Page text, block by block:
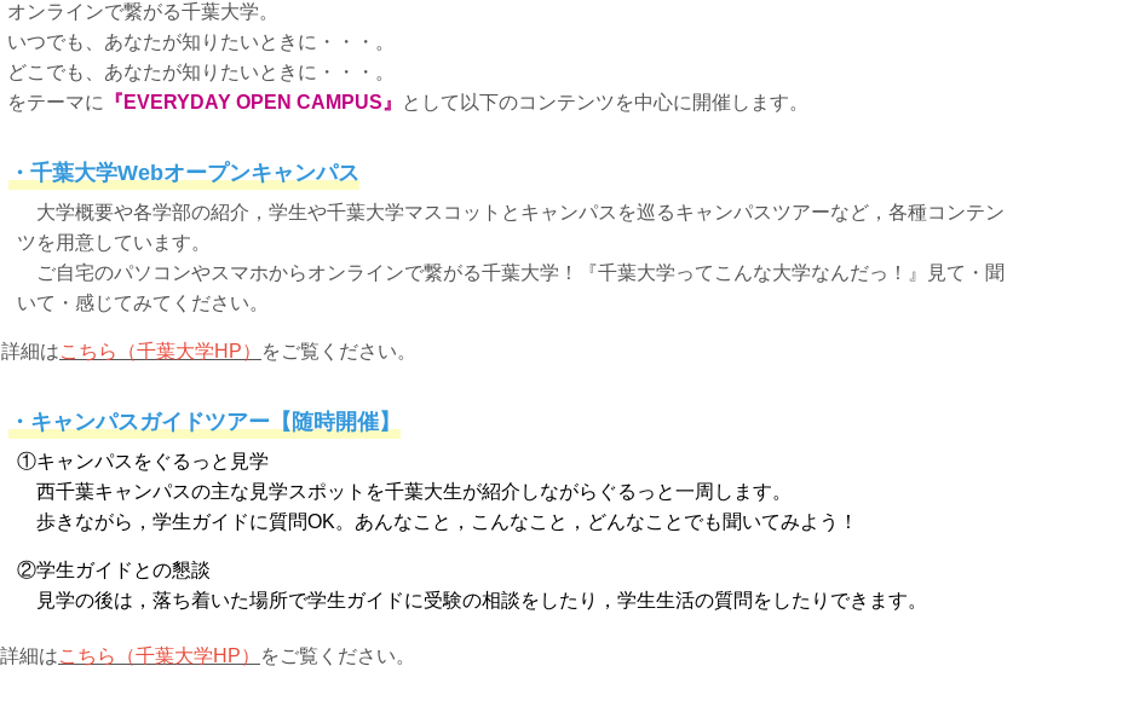
オンラインで繋がる千葉大学。
いつでも、あなたが知りたいときに・・・。
どこでも、あなたが知りたいときに・・・。
をテーマに
『EVERYDAY OPEN CAMPUS』 として以下のコンテンツを中心に開催します。
・千葉大学Webオープンキャンパス
大学概要や各学部の紹介，学生や千葉大学マスコットとキャンパスを巡るキャンパスツアーなど，各種コンテン
ツを用意しています。
ご自宅のパソコンやスマホからオンラインで繋がる千葉大学！『千葉大学ってこんな大学なんだっ！』見て・聞
いて・感じてみてください。
細はこちら（千葉大学HP） をご覧ください。
・キャンパスガイドツアー【随時開催】
①キャンパスをぐるっと見学
西千葉キャンパスの主な見学スポットを千葉大生が紹介しながらぐるっと一周します。
歩きながら，学生ガイドに質問OK。あんなこと，こんなこと，どんなことでも聞いてみよう！
②学生ガイドとの懇談
見学の後は，落ち着いた場所で学生ガイドに受験の相談をしたり，学生生活の質問をしたりできます。
詳細はこちら（千葉大学HP） をご覧ください。